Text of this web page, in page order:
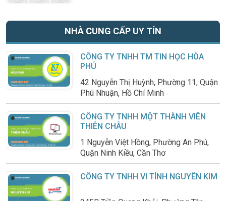
NHÀ CUNG CẤP UY TÍN
CÔNG TY TNHH TM TIN HỌC HÒA
PHÚ
42 Nguyễn Thị Huỳnh, Phường 11, Quận
Phú Nhuận, Hồ Chí Minh
CÔNG TY TNHH MỘT THÀNH VIÊN
THIÊN CHÂU
1 Nguyễn Việt Hồng, Phường An Phú,
Quận Ninh Kiều, Cần Thơ
CÔNG TY TNHH VI TÍNH NGUYÊN KIM